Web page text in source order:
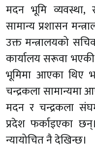
मदन भूमि व्यवस्था,
सामान्य प्रशासन
उक्त मन्त्रालयको
कार्यालय सरूवा
भूमिमा आएका थिए
चन्द्रकला सामान्यमा
मदन र चन्द्रकला
प्रदेश फर्काइएका
न्यायोचित नै देखिन्छ।